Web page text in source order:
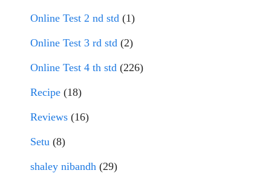
Online Test 2 nd std (1)
Online Test 3 rd std (2)
Online Test 4 th std (226)
Recipe (18)
Reviews (16)
Setu (8)
shaley nibandh (29)